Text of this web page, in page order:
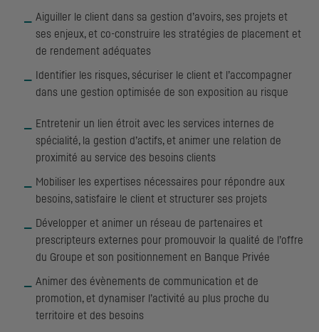
Aiguiller le client dans sa gestion d’avoirs, ses projets et
ses enjeux, et co-construire les stratégies de placement et
de rendement adéquates
Identifier les risques, sécuriser le client et l’accompagner
dans une gestion optimisée de son exposition au risque
Entretenir un lien étroit avec les services internes de
spécialité, la gestion d’actifs, et animer une relation de
proximité au service des besoins clients
Mobiliser les expertises nécessaires pour répondre aux
besoins, satisfaire le client et structurer ses projets
Développer et animer un réseau de partenaires et
prescripteurs externes pour promouvoir la qualité de l’offre
du Groupe et son positionnement en Banque Privée
Animer des évènements de communication et de
promotion, et dynamiser l’activité au plus proche du
territoire et des besoins